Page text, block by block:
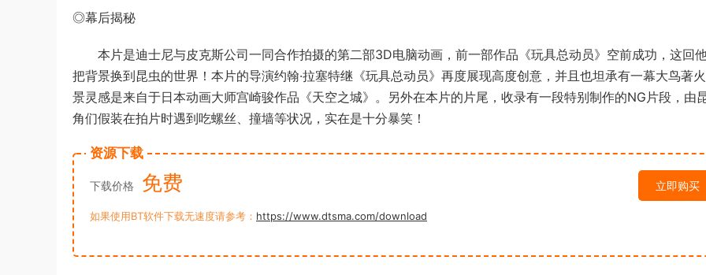
◎幕后揭秘
本片是迪士尼与皮克斯公司一同合作拍摄的第二部3D电脑动画，前一部作品《玩具总动员》空前成功，这回
把背景换到昆虫的世界！本片的导演约翰·拉塞特继《玩具总动员》再度展现高度创意，并且也坦承有一幕大鸟著
景灵感是来自于日本动画大师宫崎骏作品《天空之城》。另外在本片的片尾，收录有一段特别制作的NG片段，由
角们假装在拍片时遇到吃螺丝、撞墙等状况，实在是十分暴笑！
资源下载
下载价格 免费 立即购买
如果使用BT软件下载无速度请参考： https://www.dtsma.com/download